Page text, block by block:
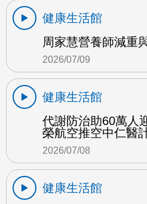
健康生活館
周家慧營養師減重
2026/07/09
健康生活館
代謝防治助60萬人
榮航空推空中仁醫
2026/07/08
健康生活館